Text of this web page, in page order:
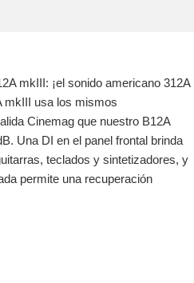
mkIII: ¡el sonido americano 312A
mkIII usa los mismos
Cinemag que nuestro B12A
Una DI en el panel frontal brinda
teclados y sintetizadores, y
permite una recuperación